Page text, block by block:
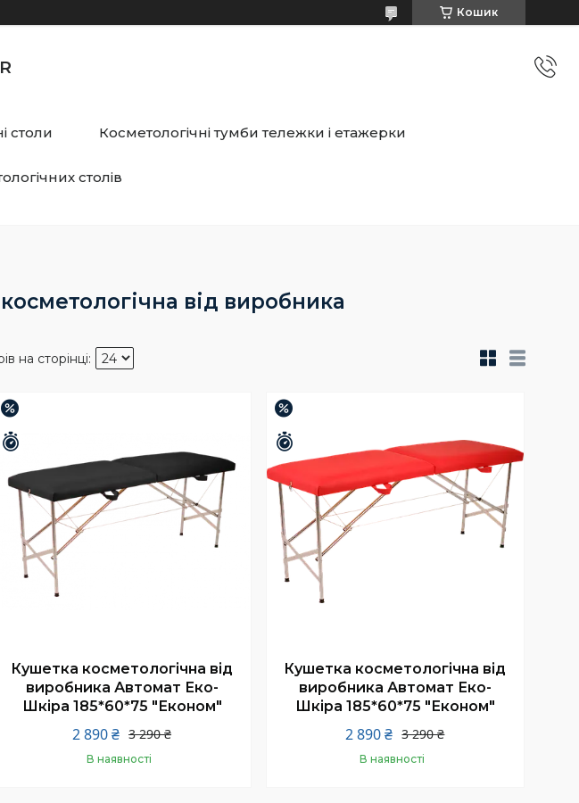
Кошик
столи Косметологічні тумби тележки і етажерки
столів
від виробника
Кушетка косметологічна від
виробника Автомат Еко-
Шкіра 185*60*75 "Економ"
3 290 ₴
2 890 ₴
В наявності
Залишилось 25 днів
Кушетка косметологічна від
виробника Автомат Еко-
Шкіра 185*60*75 "Економ"
3 290 ₴
2 890 ₴
В наявності